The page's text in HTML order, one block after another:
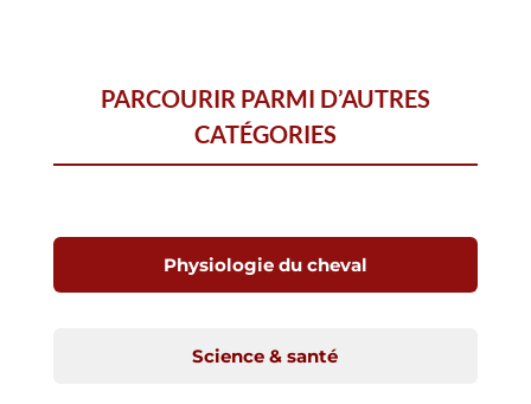
PARCOURIR PARMI D’AUTRES
CATÉGORIES
Physiologie du cheval
Science & santé